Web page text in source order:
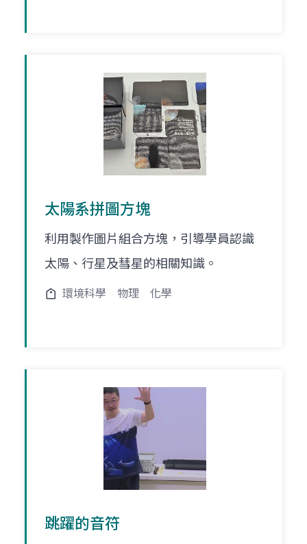
太陽系拼圖方塊
利用製作圖片組合方塊，引導學員認識
太陽、行星及彗星的相關知識。
環境科學 物理 化學
跳躍的音符